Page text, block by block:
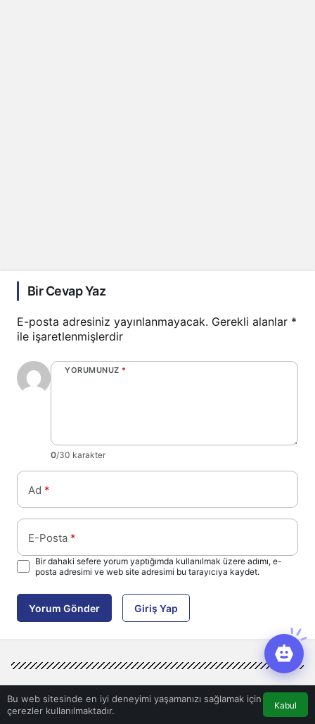
Bir Cevap Yaz
E-posta adresiniz yayınlanmayacak. Gerekli alanlar *
ile işaretlenmişlerdir
YORUMUNUZ *
0/30 karakter
Ad *
E-Posta *
Bir dahaki sefere yorum yaptığımda kullanılmak üzere adımı, e-
posta adresimi ve web site adresimi bu tarayıcıya kaydet.
Yorum Gönder Giriş Yap
Bu web sitesinde en iyi deneyimi yaşamanızı sağlamak için
çerezler kullanılmaktadır.
Kabul